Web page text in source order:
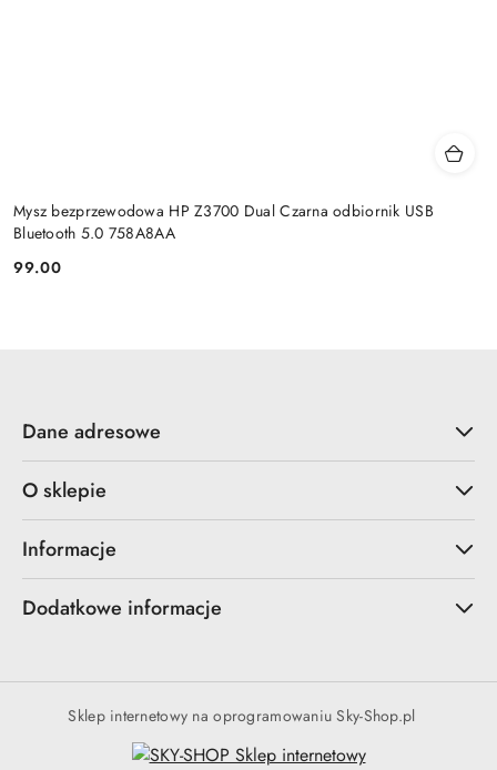
Mysz bezprzewodowa HP Z3700 Dual Czarna odbiornik USB
Bluetooth 5.0 758A8AA
Cena:
99.00
Dane adresowe
O sklepie
Informacje
Dodatkowe informacje
Sklep internetowy na oprogramowaniu Sky-Shop.pl